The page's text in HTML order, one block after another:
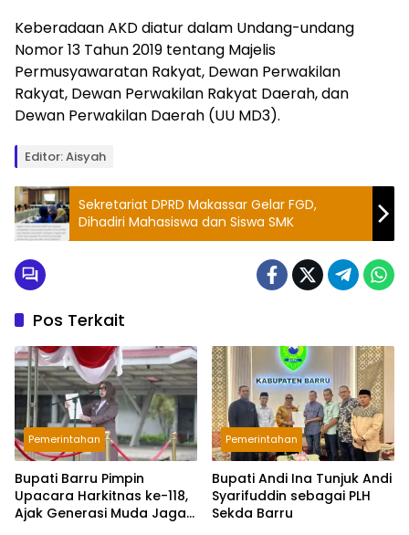
Keberadaan AKD diatur dalam Undang-undang
Nomor 13 Tahun 2019 tentang Majelis
Permusyawaratan Rakyat, Dewan Perwakilan
Rakyat, Dewan Perwakilan Rakyat Daerah, dan
Dewan Perwakilan Daerah (UU MD3).
Editor: Aisyah
Sekretariat DPRD Makassar Gelar FGD,
Dihadiri Mahasiswa dan Siswa SMK
Pos Terkait
Pemerintahan
Bupati Barru Pimpin
Upacara Harkitnas ke-118,
Ajak Generasi Muda Jaga
Pemerintahan
Bupati Andi Ina Tunjuk Andi
Syarifuddin sebagai PLH
Sekda Barru